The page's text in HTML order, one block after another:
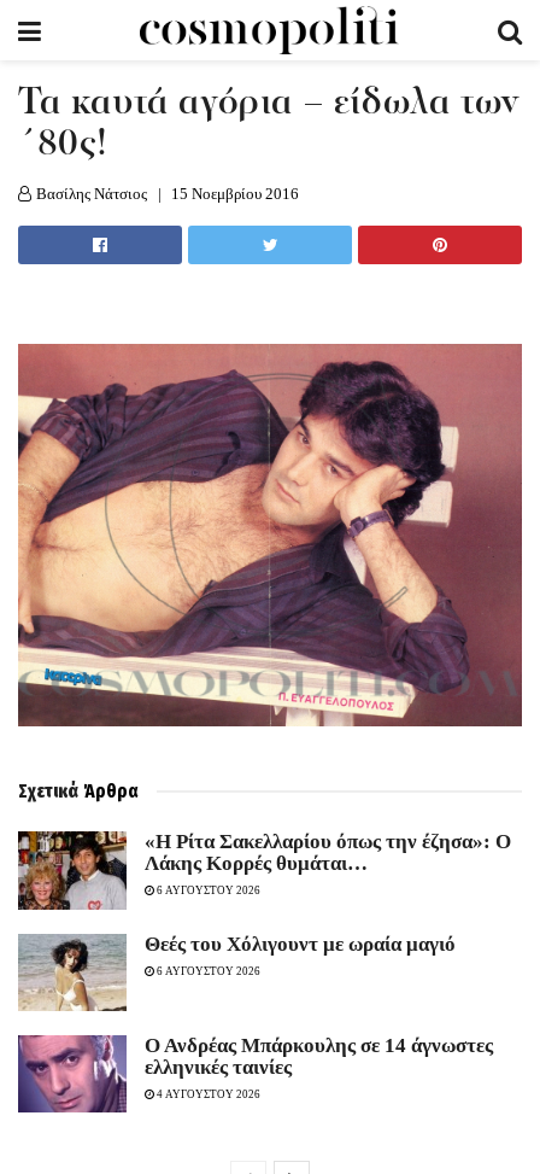
Τα καυτά αγόρια – είδωλα των
΄80ς!
Βασίλης Νάτσιος 15 Νοεμβρίου 2016
Σχετικά Άρθρα
«Η Ρίτα Σακελλαρίου όπως την έζησα»: Ο
Λάκης Κορρές θυμάται…
6 ΑΥΓΟΥΣΤΟΥ 2026
Θεές του Χόλιγουντ με ωραία μαγιό
6 ΑΥΓΟΥΣΤΟΥ 2026
Ο Ανδρέας Μπάρκουλης σε 14 άγνωστες
ελληνικές ταινίες
4 ΑΥΓΟΥΣΤΟΥ 2026